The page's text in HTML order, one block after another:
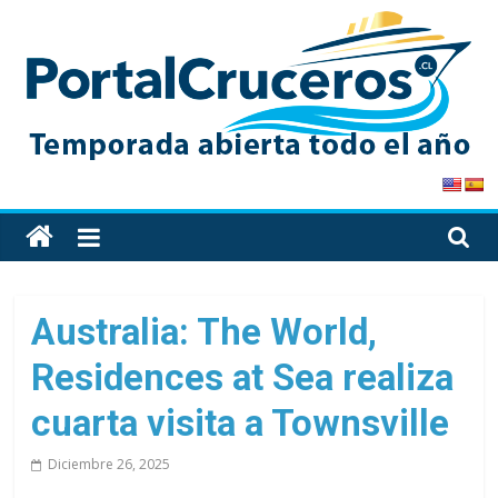
content
PortalCruceros
Toda
la
cruceros
en
un
solo
Australia: The World,
Residences at Sea realiza
cuarta visita a Townsville
Diciembre 26, 2025